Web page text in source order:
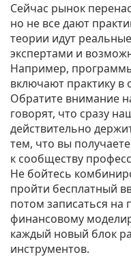
Сейчас рынок
но не все дают
теории идут
экспертами и
Например,
включают практику в
Обратите внимание
говорят, что сразу
действительно
тем, что вы
к сообществу
Не бойтесь
пройти бесплатный
потом записаться на
финансовому
каждый новый блок
инструментов.